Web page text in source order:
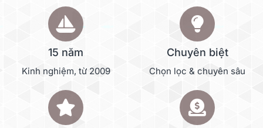
15 năm
Kinh nghiệm, từ 2009
Chuyên biệt
Chọn lọc & chuyên sâu